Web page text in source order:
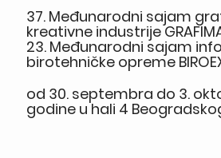
37. Međunarodni sajam
kreativne industrije
23. Međunarodni sajam
birotehničke opreme
od 30. septembra do 3.
godine u hali 4